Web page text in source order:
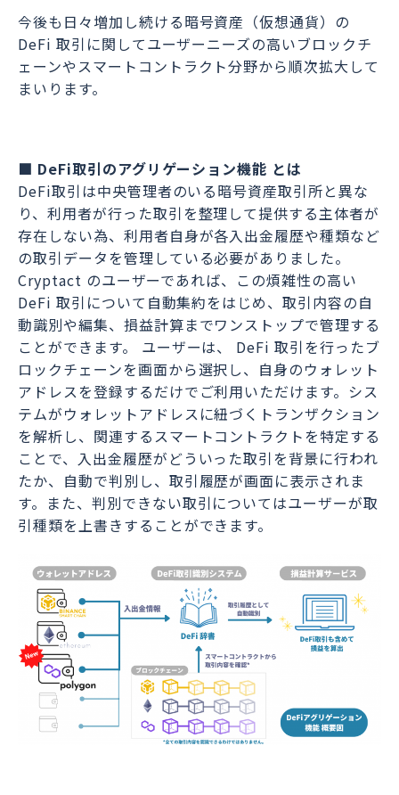
今後も日々増加し続ける暗号資産（仮想通貨）の
DeFi 取引に関してユーザーニーズの高いブロックチ
ェーンやスマートコントラクト分野から順次拡大して
まいります。
■ DeFi取引のアグリゲーション機能 とは
DeFi取引は中央管理者のいる暗号資産取引所と異な
り、利用者が行った取引を整理して提供する主体者が
存在しない為、利用者自身が各入出金履歴や種類など
の取引データを管理している必要がありました。
Cryptact のユーザーであれば、この煩雑性の高い
DeFi 取引について自動集約をはじめ、取引内容の自
動識別や編集、損益計算までワンストップで管理する
ことができます。 ユーザーは、 DeFi 取引を行ったブ
ロックチェーンを画面から選択し、自身のウォレット
アドレスを登録するだけでご利用いただけます。シス
テムがウォレットアドレスに紐づくトランザクション
を解析し、関連するスマートコントラクトを特定する
ことで、入出金履歴がどういった取引を背景に行われ
たか、自動で判別し、取引履歴が画面に表示されま
す。また、判別できない取引についてはユーザーが取
引種類を上書きすることができます。